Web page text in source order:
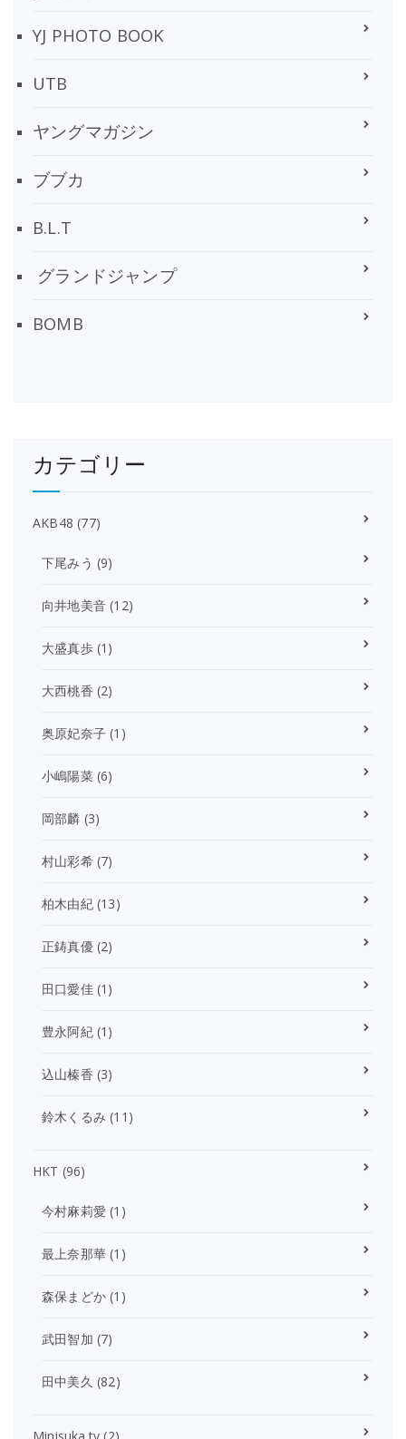
YJ PHOTO BOOK
UTB
ヤングマガジン
ブブカ
B.L.T
グランドジャンプ
BOMB
カテゴリー
AKB48 (77)
下尾みう (9)
向井地美音 (12)
大盛真歩(1)
大西桃香 (2)
奥原妃奈子 (1)
小嶋陽菜(6)
岡部麟 (3)
村山彩希(7)
柏木由紀(13)
正鋳真優(2)
田口愛佳(1)
豊永阿紀(1)
込山榛香 (3)
鈴木くるみ (11)
HKT (96)
今村麻莉愛 (1)
最上奈那華 (1)
森保まどか (1)
武田智加 (7)
田中美久 (82)